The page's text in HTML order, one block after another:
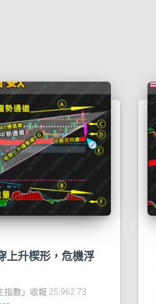
上升楔形，危機浮
指數」收報 25,962.73